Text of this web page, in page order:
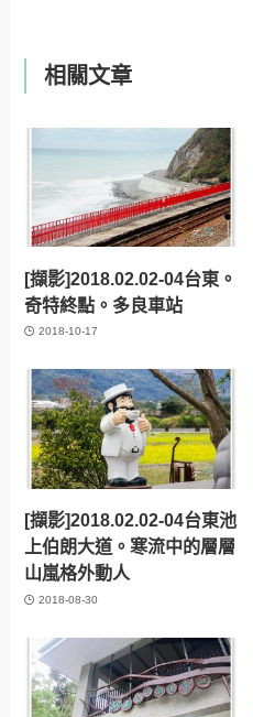
相關文章
[擷影]2018.02.02-04台東。
奇特終點。多良車站
2018-10-17
[擷影]2018.02.02-04台東池
上伯朗大道。寒流中的層層
山嵐格外動人
2018-08-30